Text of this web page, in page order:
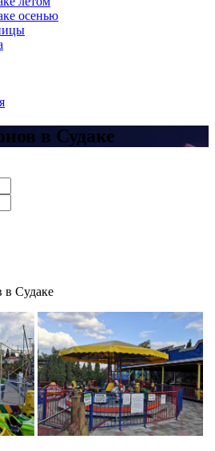
осенью
в Судаке
в Судаке